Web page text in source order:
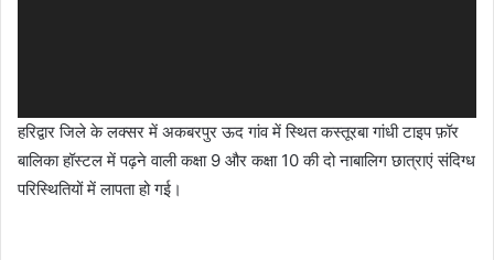
हरिद्वार जिले के लक्सर में अकबरपुर ऊद गांव में स्थित कस्तूरबा गांधी टाइप फ़ॉर
बालिका हॉस्टल में पढ़ने वाली कक्षा 9 और कक्षा 10 की दो नाबालिग छात्राएं संदिग्ध
परिस्थितियों में लापता हो गई।